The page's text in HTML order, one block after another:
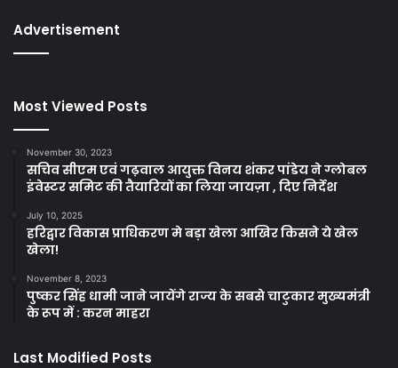
Advertisement
Most Viewed Posts
November 30, 2023
सचिव सीएम एवं गढ़वाल आयुक्त विनय शंकर पांडेय ने ग्लोबल
इंवेस्टर समिट की तैयारियों का लिया जायज़ा , दिए निर्देश
July 10, 2025
हरिद्वार विकास प्राधिकरण मे बड़ा खेला आखिर किसने ये खेल
खेला!
November 8, 2023
पुष्कर सिंह धामी जाने जायेंगे राज्य के सबसे चाटुकार मुख्यमंत्री
के रूप में : करन माहरा
Last Modified Posts